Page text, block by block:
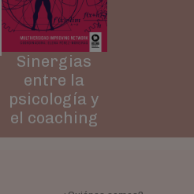
Sinergias
entre la
psicología y
el coaching